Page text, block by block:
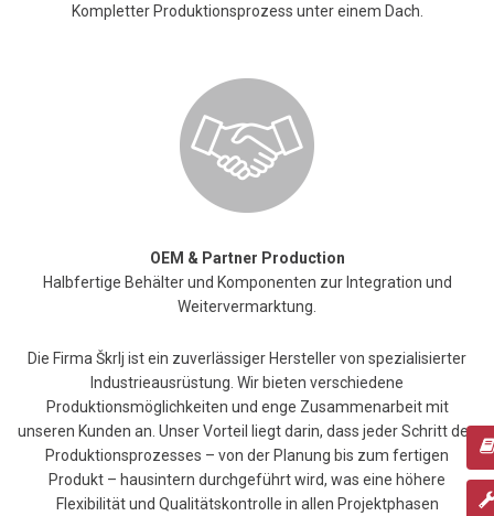
Kompletter Produktionsprozess unter einem Dach.
OEM & Partner Production
Halbfertige Behälter und Komponenten zur Integration und
Weitervermarktung.
Die Firma Škrlj ist ein zuverlässiger Hersteller von spezialisierter
Industrieausrüstung. Wir bieten verschiedene
Produktionsmöglichkeiten und enge Zusammenarbeit mit
unseren Kunden an. Unser Vorteil liegt darin, dass jeder Schritt des
Produktionsprozesses – von der Planung bis zum fertigen
Produkt – hausintern durchgeführt wird, was eine höhere
Flexibilität und Qualitätskontrolle in allen Projektphasen